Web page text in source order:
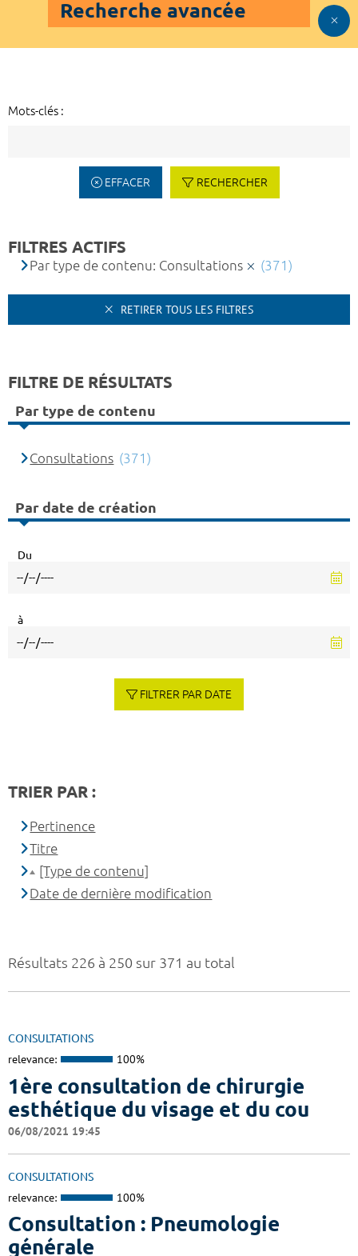
Recherche avancée
Mots-clés :
EFFACER RECHERCHER
Résultats 226 à 250 sur 371 au total
CONSULTATIONS
relevance: 100%
1ère consultation de chirurgie
esthétique du visage et du cou
06/08/2021 19:45
CONSULTATIONS
relevance: 100%
Consultation : Pneumologie
générale
FILTRES ACTIFS
Par type de contenu: Consultations (371)
RETIRER TOUS LES FILTRES
FILTRE DE RÉSULTATS
Par type de contenu
Consultations (371)
Par date de création
Du
à
FILTRER PAR DATE
TRIER PAR :
Pertinence
Titre
[Type de contenu]
Date de dernière modification